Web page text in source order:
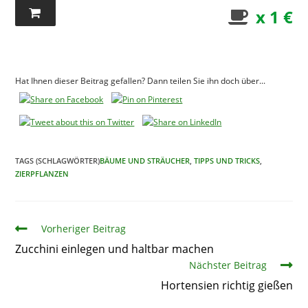
x 1 €
Hat Ihnen dieser Beitrag gefallen? Dann teilen Sie ihn doch über...
TAGS (SCHLAGWÖRTER)BÄUME UND STRÄUCHER, TIPPS UND TRICKS,
ZIERPFLANZEN
ArtikelVorheriger Beitrag
Zucchini einlegen und haltbar machen
Nächster Beitrag
Hortensien richtig gießen